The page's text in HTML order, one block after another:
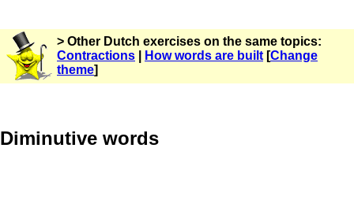
> Other Dutch exercises on the same topics:
Contractions
How words are built [Change
theme]
Diminutive words